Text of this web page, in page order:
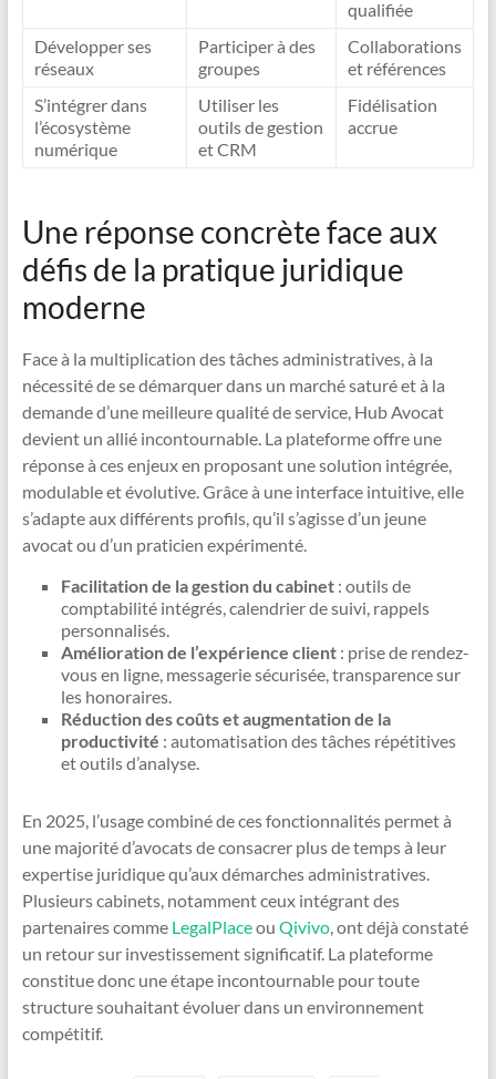
qualifiée
Développer ses
réseaux
Participer à des
groupes
Collaborations
et références
S’intégrer dans
l’écosystème
numérique
Utiliser les
outils de gestion
et CRM
Fidélisation
accrue
Une réponse concrète face aux
défis de la pratique juridique
moderne
Face à la multiplication des tâches administratives, à la
nécessité de se démarquer dans un marché saturé et à la
demande d’une meilleure qualité de service, Hub Avocat
devient un allié incontournable. La plateforme offre une
réponse à ces enjeux en proposant une solution intégrée,
modulable et évolutive. Grâce à une interface intuitive, elle
s’adapte aux différents profils, qu’il s’agisse d’un jeune
avocat ou d’un praticien expérimenté.
Facilitation de la gestion du cabinet: outils de
comptabilité intégrés, calendrier de suivi, rappels
personnalisés.
Amélioration de l’expérience client: prise de rendez-
vous en ligne, messagerie sécurisée, transparence sur
les honoraires.
Réduction des coûts et augmentation de la
productivité : automatisation des tâches répétitives
et outils d’analyse.
En 2025, l’usage combiné de ces fonctionnalités permet à
une majorité d’avocats de consacrer plus de temps à leur
expertise juridique qu’aux démarches administratives.
Plusieurs cabinets, notamment ceux intégrant des
partenaires comme LegalPlaceou Qivivo, ont déjà constaté
un retour sur investissement significatif. La plateforme
constitue donc une étape incontournable pour toute
structure souhaitant évoluer dans un environnement
compétitif.